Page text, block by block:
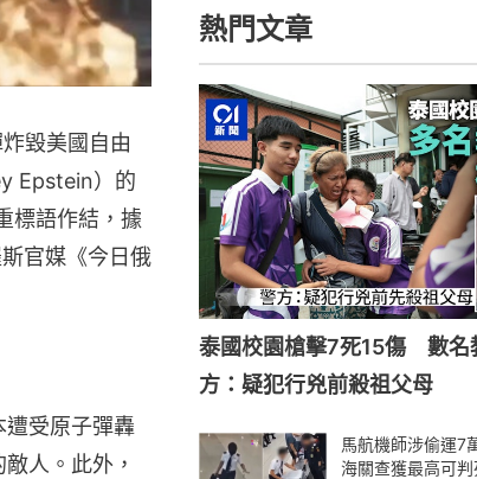
毀美國自由
Epstein）的
標語作結，據
官媒《今日俄
受原子彈轟
人。此外，
熱門文章
泰國校園槍擊7死15傷 數
方：疑犯行兇前殺祖父母
馬航機師涉偷運
海關查獲最高可